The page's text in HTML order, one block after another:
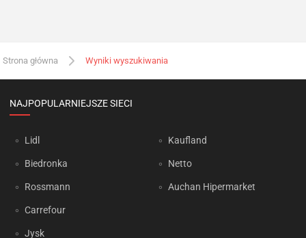
Strona główna Wyniki wyszukiwania
NAJPOPULARNIEJSZE SIECI
Lidl
Biedronka
Rossmann
Carrefour
Jysk
Kaufland
Netto
Auchan Hipermarket